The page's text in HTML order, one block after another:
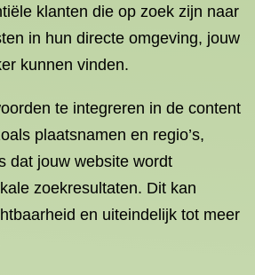
klanten die op zoek zijn naar
in hun directe omgeving, jouw
kunnen vinden.
te integreren in de content
plaatsnamen en regio’s,
dat jouw website wordt
zoekresultaten. Dit kan
en uiteindelijk tot meer